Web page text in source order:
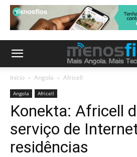
Início Angola Africell
Angola Africell
Konekta: Africell
serviço de
residências